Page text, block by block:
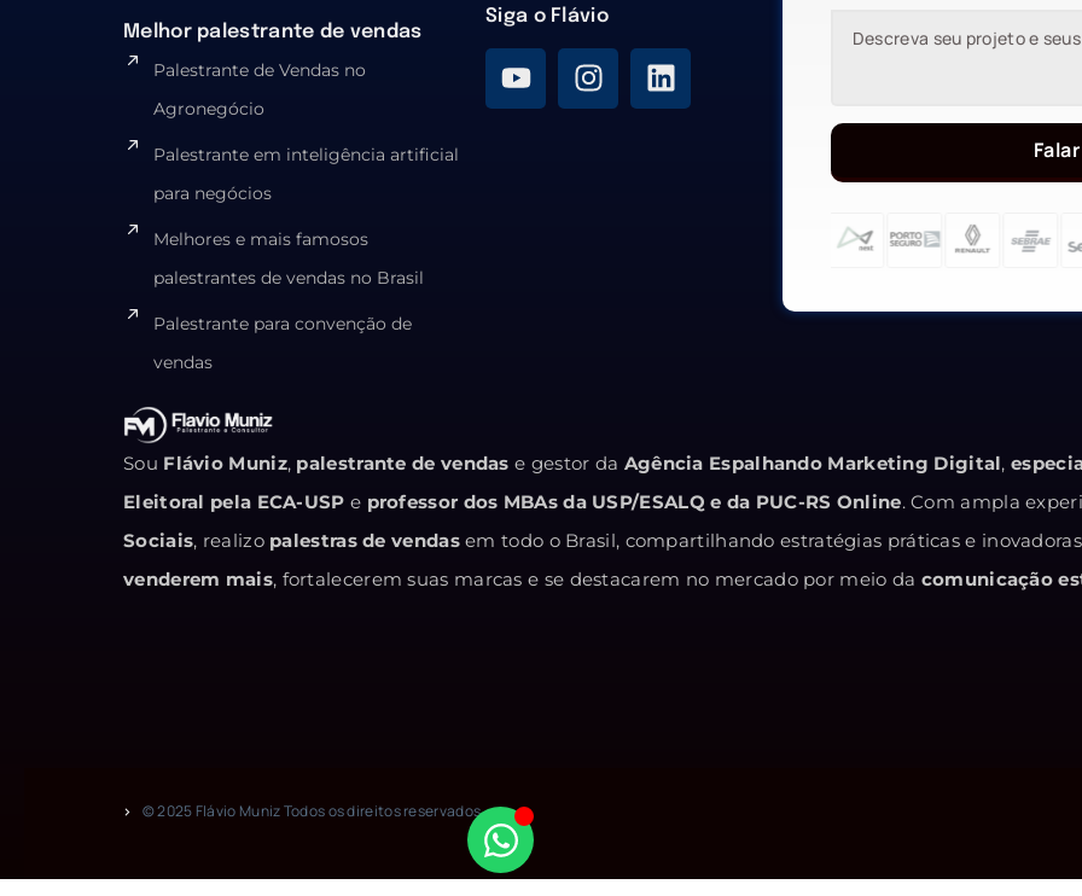
Melhor palestrante de vendas
Palestrante de Vendas no
Agronegócio
Palestrante em inteligência artificial
para negócios
Melhores e mais famosos
palestrantes de vendas no Brasil
Palestrante para convenção de
vendas
Siga o Flávio
Sou Flávio Muniz, palestrante de vendas e gestor da Agência Espalhando Marketing Digital,
Eleitoral pela ECA-USP e professor dos MBAs da USP/ESALQ e da PUC-RS Online. Com ampla
Sociais, realizo palestras de vendasem todo o Brasil, compartilhando estratégias práticas e
venderem mais, fortalecerem suas marcas e se destacarem no mercado por meio da comunicação
© 2025 Flávio Muniz Todos os direitos reservados.